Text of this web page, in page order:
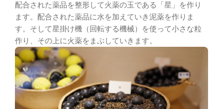
配合された薬品を整形して火薬の玉である「星」を作り
ます。配合された薬品に水を加えていき泥薬を作りま
す。そして星掛け機（回転する機械）を使って小さな粒
作り、その上に火薬をまぶしていきます。